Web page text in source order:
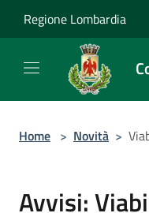
Regione Lombardia
Home > Novità >
Avvisi: